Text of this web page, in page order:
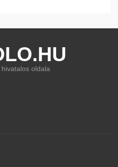
oldala